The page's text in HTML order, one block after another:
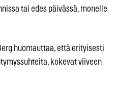
tai edes päivässä, monelle
huomauttaa, että erityisesti
kokevat viiveen